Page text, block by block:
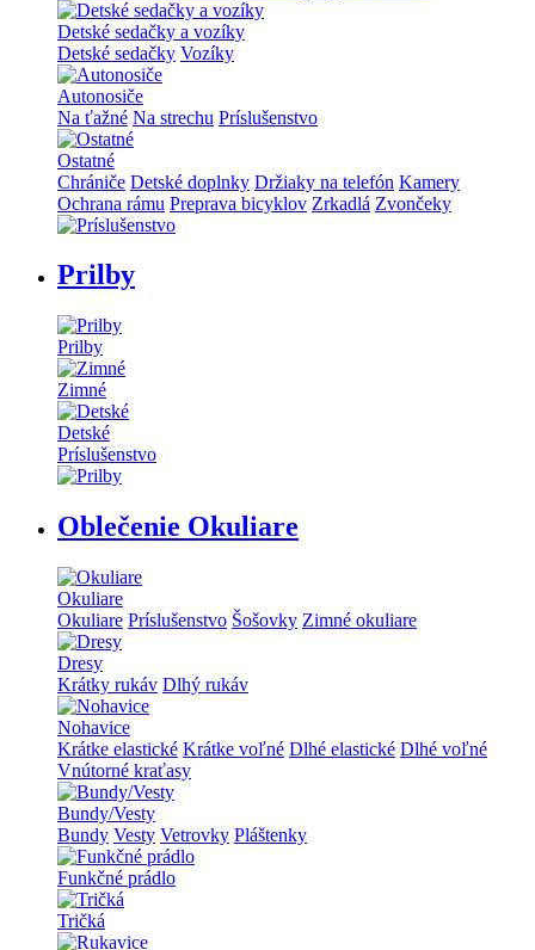
Detské sedačky a vozíky
Detské sedačky Vozíky
Autonosiče
Na ťažné Na strechu Príslušenstvo
Ostatné
Chrániče Detské doplnky Držiaky na telefón Kamery
Ochrana rámu Preprava bicyklov Zrkadlá Zvončeky
Prilby
Prilby
Zimné
Detské
Príslušenstvo
Oblečenie Okuliare
Okuliare
Okuliare Príslušenstvo Šošovky Zimné okuliare
Dresy
Krátky rukáv Dlhý rukáv
Nohavice
Krátke elastické Krátke voľné Dlhé elastické Dlhé voľné
Vnútorné kraťasy
Bundy/Vesty
Bundy Vesty Vetrovky Pláštenky
Funkčné prádlo
Tričká